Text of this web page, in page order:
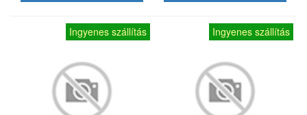
Ingyenes szállítás Ingyenes szállítás